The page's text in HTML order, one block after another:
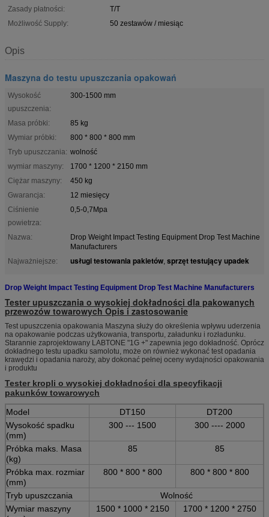
Zasady płatności:
T/T
Możliwość Supply:
50 zestawów / miesiąc
Opis
Maszyna do testu upuszczania opakowań
Wysokość
upuszczenia:
300-1500 mm
Masa próbki:
85 kg
Wymiar próbki:
800 * 800 * 800 mm
Tryb upuszczania: wolność
wymiar maszyny:
1700 * 1200 * 2150 mm
Ciężar maszyny:
450 kg
Gwarancja:
12 miesięcy
Ciśnienie
powietrza:
0,5-0,7Mpa
Nazwa:
Drop Weight Impact Testing Equipment Drop Test Machine
Manufacturers
Najważniejsze:
usługi testowania pakietów, sprzęt testujący upadek
Drop Weight Impact Testing Equipment Drop Test Machine Manufacturers
Tester upuszczania o wysokiej dokładności dla pakowanych
przewozów towarowych Opis i zastosowanie
Test upuszczenia opakowania Maszyna służy do określenia wpływu uderzenia
na opakowanie podczas użytkowania, transportu, załadunku i rozładunku.
Starannie zaprojektowany LABTONE "1G +" zapewnia jego dokładność. Oprócz
dokładnego testu upadku samolotu, może on również wykonać test opadania
krawędzi i opadania naroży, aby dokonać pełnej oceny wydajności opakowania
i produktu
Tester kropli o wysokiej dokładności dla specyfikacji
pakunków towarowych
Model
DT150
DT200
Wysokość spadku
(mm)
300 --- 1500 300 ---- 2000
Próbka maks. Masa
(kg)
85 85
Próbka max. rozmiar
(mm)
800 * 800 * 800 800 * 800 * 800
Tryb upuszczania
Wolność
Wymiar maszyny
1500 * 1000 * 2150 1700 * 1200 * 2750